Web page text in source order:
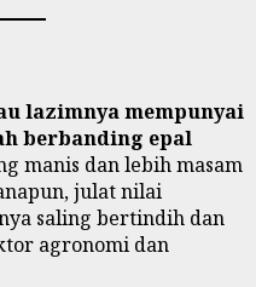
lazimnya mempunyai
berbanding epal
manis dan lebih masam
julat nilai
saling bertindih dan
agronomi dan